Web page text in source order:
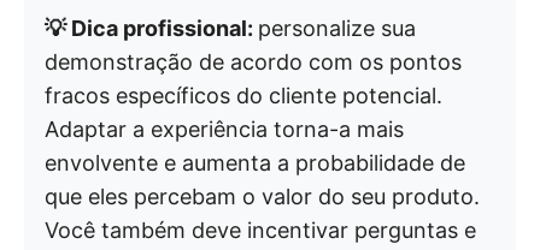
💡 Dica profissional: personalize sua
demonstração de acordo com os pontos
fracos específicos do cliente potencial.
Adaptar a experiência torna-a mais
envolvente e aumenta a probabilidade de
que eles percebam o valor do seu produto.
Você também deve incentivar perguntas e